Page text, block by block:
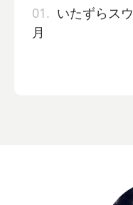
01. いたずらス
月